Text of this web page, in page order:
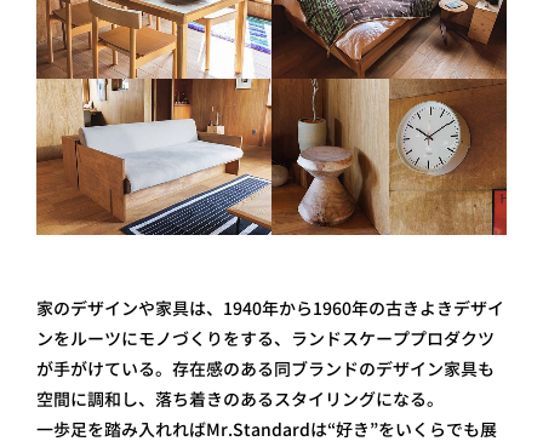
家のデザインや家具は、1940年から1960年の古きよきデザイ
ンをルーツにモノづくりをする、ランドスケーププロダクツ
が手がけている。存在感のある同ブランドのデザイン家具も
空間に調和し、落ち着きのあるスタイリングになる。
一歩足を踏み入れればMr.Standardは“好き”をいくらでも展